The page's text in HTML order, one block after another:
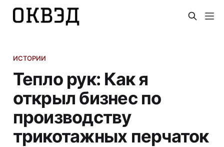
ИСТОРИИ
Тепло рук: Как я
открыл бизнес по
производству
трикотажных перчаток